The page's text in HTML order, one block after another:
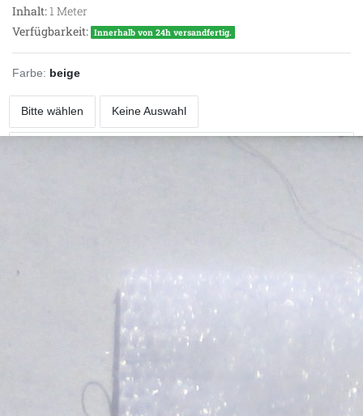
Inhalt:1 Meter
Verfügbarkeit: Innerhalb von 24h versandfertig.
Farbe: beige
Bitte wählen Keine Auswahl